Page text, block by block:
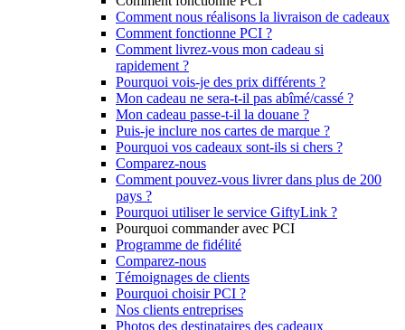
Comment nous réalisons la livraison de cadeaux
Comment fonctionne PCI ?
Comment livrez-vous mon cadeau si
rapidement ?
Pourquoi vois-je des prix différents ?
Mon cadeau ne sera-t-il pas abîmé/cassé ?
Mon cadeau passe-t-il la douane ?
Puis-je inclure nos cartes de marque ?
Pourquoi vos cadeaux sont-ils si chers ?
Comparez-nous
Comment pouvez-vous livrer dans plus de 200
pays ?
Pourquoi utiliser le service GiftyLink ?
Pourquoi commander avec PCI
Programme de fidélité
Comparez-nous
Témoignages de clients
Pourquoi choisir PCI ?
Nos clients entreprises
Photos des destinataires des cadeaux